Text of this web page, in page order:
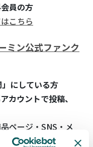
員の方
こちら
ミン公式ファンク
にしている方
カウントで投稿、
ページ・SNS・メ
ただく場合がござ